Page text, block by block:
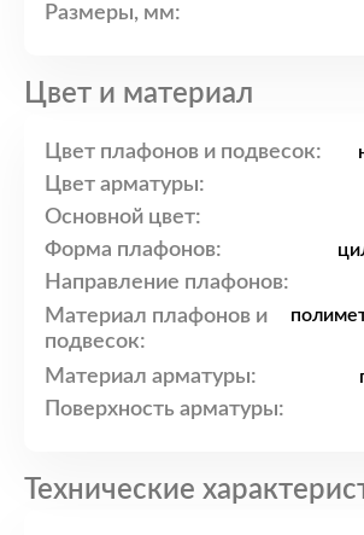
Размеры, мм:
Цвет и материал
Цвет плафонов и подвесок:
Цвет арматуры:
Основной цвет:
Форма плафонов:
Направление плафонов:
Материал плафонов и
подвесок:
Материал арматуры:
Поверхность арматуры:
Технические